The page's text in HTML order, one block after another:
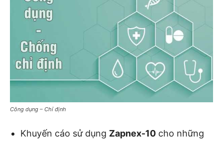
Công dụng – Chỉ định
Khuyến cáo sử dụng Zapnex-10 cho những